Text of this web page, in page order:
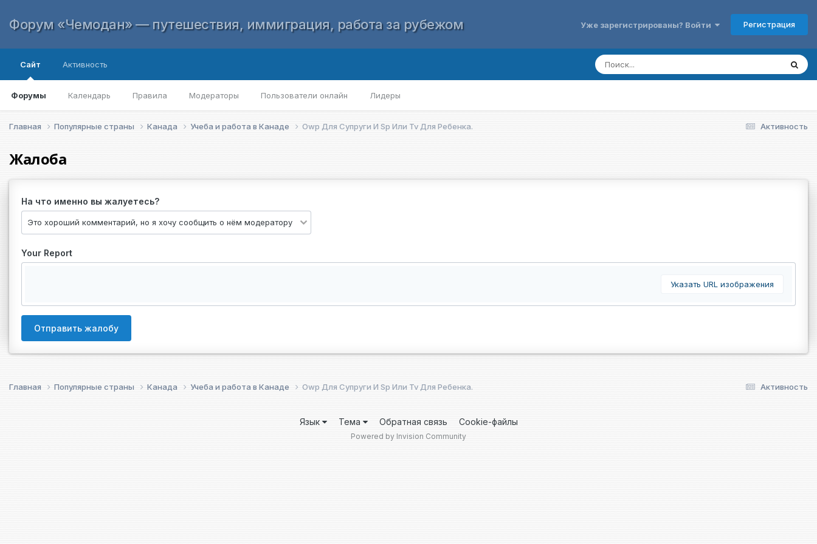
Форум «Чемодан» — путешествия, иммиграция, работа за рубежом Уже зарегистрированы? Войти Регистрация
Сайт
Форумы Календарь Правила Модераторы Пользователи онлайн Лидеры
Активность
Активность
Главная Популярные страны Канада Учеба и работа в Канаде Owp Для Супруги И Sp Или Tv Для Ребенка.
Жалоба
На что именно вы жалуетесь?
Your Report
Указать URL изображения
Отправить жалобу
Активность
Главная Популярные страны Канада Учеба и работа в Канаде Owp Для Супруги И Sp Или Tv Для Ребенка.
Язык Тема Обратная связь Cookie-файлы
Powered by Invision Community